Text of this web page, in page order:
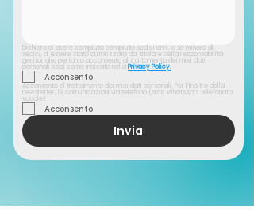
Dichiaro di avere compiuto compiuto sedici anni, e se minore di
sedici, di essere stato autorizzato dal titolare della responsabilità
genitoriale, pertanto acconsento al trattamento dei miei dati
personali così come indicato nellaPrivacy Policy.
Acconsento
Acconsento al trattamento dei miei dati personali. Per l’inoltro della
newsletter, le comunicazioni via telefono (sms, WhatsApp, telefonata
vocale)
Acconsento
Invia